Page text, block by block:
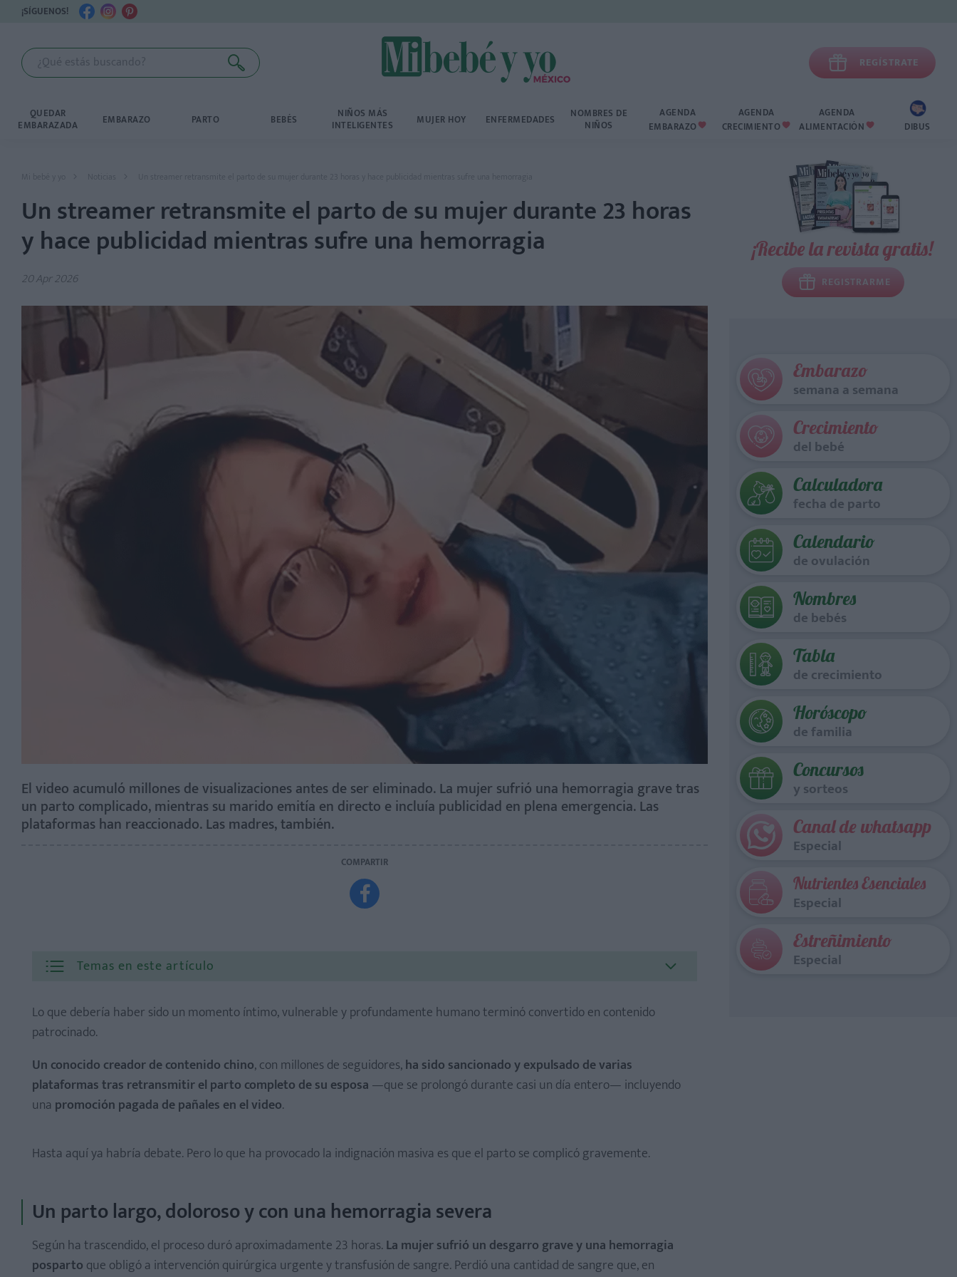
¡SÍGUENOS!
 REGÍSTRATE
QUEDAR
EMBARAZADA EMBARAZO PARTO BEBÉS NIÑOS MÁS
INTELIGENTES MUJER HOY ENFERMEDADES NOMBRES DE
NIÑOS
AGENDA
EMBARAZO 
AGENDA
CRECIMIENTO 
AGENDA
ALIMENTACIÓN  DIBUS
Mi bebé y yo Noticias Un streamer retransmite el parto de su mujer durante 23 horas y hace publicidad mientras sufre una hemorragia
Un streamer retransmite el parto de su mujer durante 23 horas
y hace publicidad mientras sufre una hemorragia
20 Apr 2026
El video acumuló millones de visualizaciones antes de ser eliminado. La mujer sufrió una hemorragia grave tras
un parto complicado, mientras su marido emitía en directo e incluía publicidad en plena emergencia. Las
plataformas han reaccionado. Las madres, también.
COMPARTIR

Temas en este artículo
Lo que debería haber sido un momento íntimo, vulnerable y profundamente humano terminó convertido en contenido
patrocinado.
Un conocido creador de contenido chino, con millones de seguidores,ha sido sancionado y expulsado de varias
plataformas tras retransmitir el parto completo de su esposa —que se prolongó durante casi un día entero— incluyendo
una promoción pagada de pañales en el video.
Hasta aquí ya habría debate. Pero lo que ha provocado la indignación masiva es que el parto se complicó gravemente.
Un parto largo, doloroso y con una hemorragia severa
Según ha trascendido, el proceso duró aproximadamente 23 horas. La mujer sufrió un desgarro grave y una hemorragia
posparto que obligó a intervención quirúrgica urgente y transfusión de sangre. Perdió una cantidad de sangre que, en
¡Recibe la revista gratis!
REGISTRARME
Embarazo
semana a semana
Crecimiento
del bebé
Calculadora
fecha de parto
Calendario
de ovulación
Nombres
de bebés
Tabla
de crecimiento
Horóscopo
de familia
Concursos
y sorteos
Canal de whatsapp
Especial
Nutrientes Esenciales
Especial
Estreñimiento
Especial